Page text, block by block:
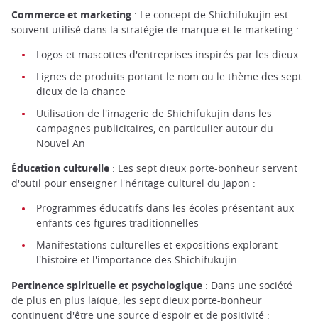
Commerce et marketing : Le concept de Shichifukujin est
souvent utilisé dans la stratégie de marque et le marketing :
Logos et mascottes d'entreprises inspirés par les dieux
Lignes de produits portant le nom ou le thème des sept
dieux de la chance
Utilisation de l'imagerie de Shichifukujin dans les
campagnes publicitaires, en particulier autour du
Nouvel An
Éducation culturelle : Les sept dieux porte-bonheur servent
d'outil pour enseigner l'héritage culturel du Japon :
Programmes éducatifs dans les écoles présentant aux
enfants ces figures traditionnelles
Manifestations culturelles et expositions explorant
l'histoire et l'importance des Shichifukujin
Pertinence spirituelle et psychologique : Dans une société
de plus en plus laïque, les sept dieux porte-bonheur
continuent d'être une source d'espoir et de positivité :